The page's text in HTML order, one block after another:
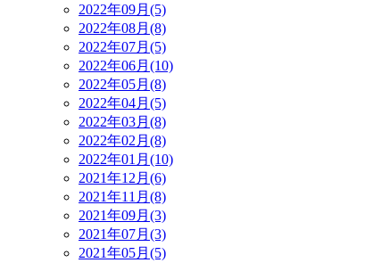
2022年09月(5)
2022年08月(8)
2022年07月(5)
2022年06月(10)
2022年05月(8)
2022年04月(5)
2022年03月(8)
2022年02月(8)
2022年01月(10)
2021年12月(6)
2021年11月(8)
2021年09月(3)
2021年07月(3)
2021年05月(5)